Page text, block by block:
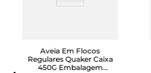
Aveia Em Flocos
Regulares Quaker Caixa
450G Embalagem